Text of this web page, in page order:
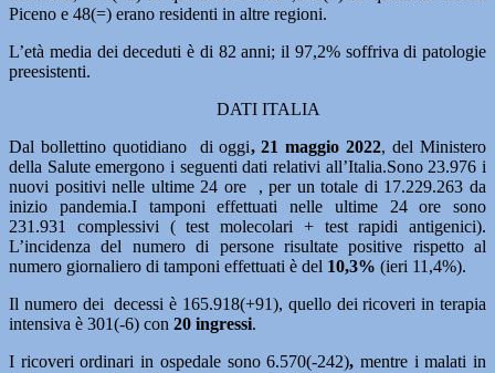
Piceno e 48(=) erano residenti in altre regioni.
L’età media dei deceduti è di 82 anni; il 97,2% soffriva di patologie
preesistenti.
DATI ITALIA
Dal bollettino quotidiano di oggi, 21 maggio 2022, del Ministero
della Salute emergono i seguenti dati relativi all’Italia.Sono 23.976 i
nuovi positivi nelle ultime 24 ore , per un totale di 17.229.263 da
inizio pandemia.I tamponi effettuati nelle ultime 24 ore sono
231.931 complessivi ( test molecolari + test rapidi antigenici).
L’incidenza del numero di persone risultate positive rispetto al
numero giornaliero di tamponi effettuati è del 10,3% (ieri 11,4%).
Il numero dei decessi è 165.918(+91), quello dei ricoveri in terapia
intensiva è 301(-6) con 20 ingressi.
I ricoveri ordinari in ospedale sono 6.570(-242), mentre i malati in